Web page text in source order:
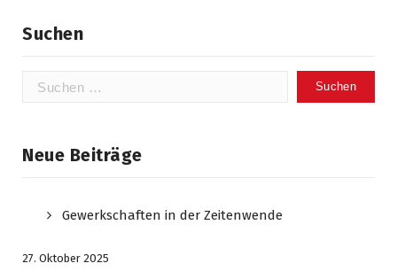
Suchen
Suchen
Neue Beiträge
Gewerkschaften in der Zeitenwende
27. Oktober 2025